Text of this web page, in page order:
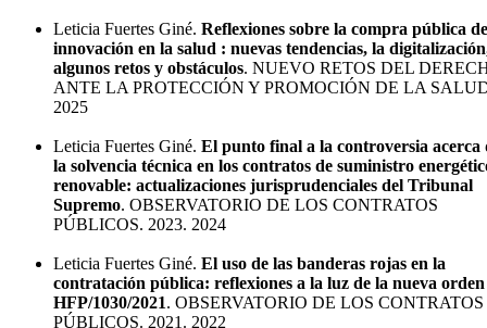
Leticia Fuertes Giné. Reflexiones sobre la compra pública de
innovación en la salud : nuevas tendencias, la
algunos retos y obstáculos. NUEVO RETOS DEL
ANTE LA PROTECCIÓN Y PROMOCIÓN DE LA
2025
Leticia Fuertes Giné. El punto final a la controversia acerca
la solvencia técnica en los contratos de suministro
renovable: actualizaciones jurisprudenciales del Tribunal
Supremo. OBSERVATORIO DE LOS CONTRATOS
PÚBLICOS. 2023. 2024
Leticia Fuertes Giné. El uso de las banderas rojas en la
contratación pública: reflexiones a la luz de la nueva orden
HFP/1030/2021. OBSERVATORIO DE LOS CONTRATOS
PÚBLICOS. 2021. 2022